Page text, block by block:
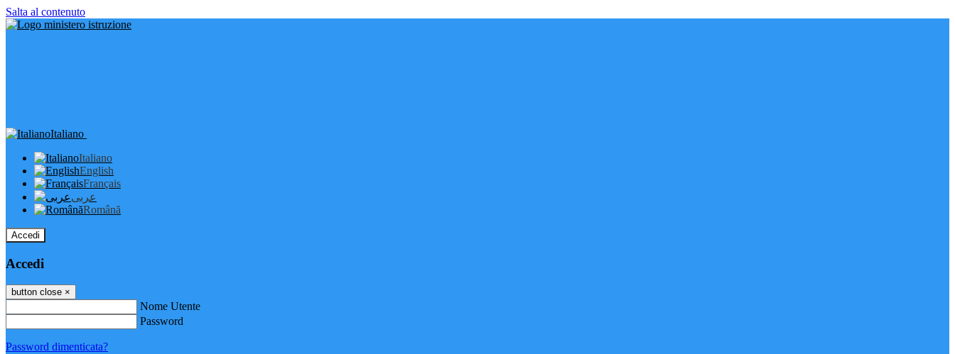
Salta al contenuto
Italiano
Italiano
English
Français
عربى
Română
Accedi
Accedi
button close ×
Nome Utente
Password
Password dimenticata?